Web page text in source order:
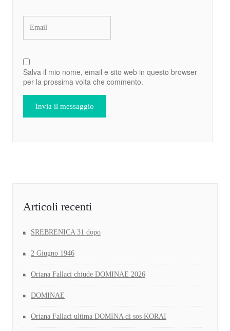
Salva il mio nome, email e sito web in questo browser
per la prossima volta che commento.
Articoli recenti
SREBRENICA 31 dopo
2 Giugno 1946
Oriana Fallaci chiude DOMINAE 2026
DOMINAE
Oriana Fallaci ultima DOMINA di sos KORAI